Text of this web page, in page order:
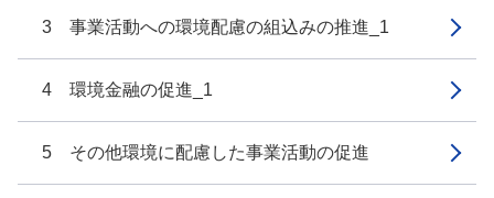
3 事業活動への環境配慮の組込みの推進_1
4 環境金融の促進_1
5 その他環境に配慮した事業活動の促進